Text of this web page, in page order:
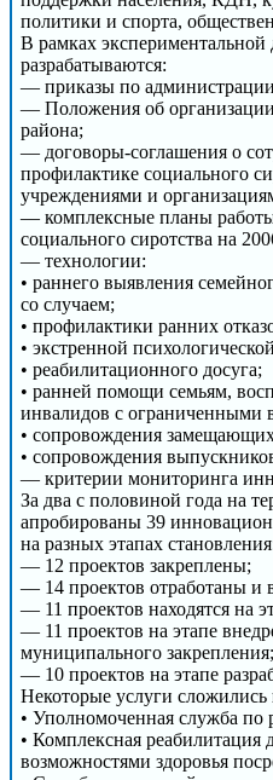
политики и спорта,
В рамках экспериментальной
разрабатываются:
— приказы по
— Положения об
района;
— договоры-соглашения о
профилактике социального
учреждениями и
— комплексные планы
социального сиротства на
— технологии:
• раннего выявления
со случаем;
• профилактики ранних
• экстренной
• реабилитационного досуга;
• ранней помощи семьям,
инвалидов с ограниченными
• сопровождения
• сопровождения
— критерии мониторинга
За два с половиной года на
апробированы 39
на разных этапах
— 12 проектов закреплены;
— 14 проектов отработаны и
— 11 проектов находятся на
— 11 проектов на этапе
муниципального закрепления;
— 10 проектов на этапе
Некоторые услуги
• Уполномоченная служба по
• Комплексная реабилитация
возможностями здоровья